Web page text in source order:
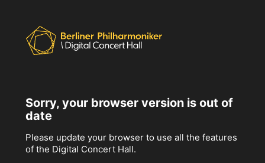
Sorry, your browser version is out of
date
Please update your browser to use all the features
of the Digital Concert Hall.